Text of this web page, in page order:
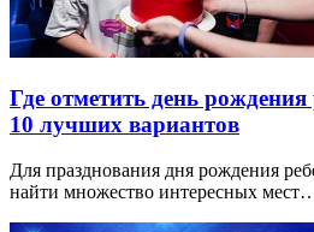
Где отметить день
10 лучших вариантов
Для празднования дня рождения
найти множество интересных